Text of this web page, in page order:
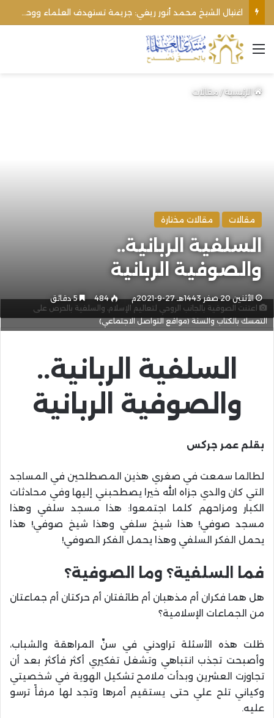
الأوقاف الفلسطينية تنفي صحة تعميم يمنع رفع الأذان عبر السماعات الخارجية للمساجد القريبة من المستوطنات
القائمة
الرئيسية/مقالات
مقالات مقالات مختارة
السلفية الربانية..
والصوفية الربانية
الأثنين 20 صفر 1443هـ 27-9-2021م 484 5 دقائق
اعتنت الصوفية بالجانب الروحي لتعاليم الإسلام، والسلفية بالحرص على
التمسك بالكتاب والسنة (مواقع التواصل الاجتماعي)
السلفية الربانية..
والصوفية الربانية
بقلم عمر جركس
لطالما سمعت في صغري هذين المصطلحين في المساجد
التي كان والدي جزاه الله خيرا يصطحبني إليها وفي محادثات
الكبار ومزاحهم كلما اجتمعوا: هذا مسجد سلفي وهذا
مسجد صوفي! هذا شيخ سلفي وهذا شيخ صوفي! هذا
يحمل الفكر السلفي وهذا يحمل الفكر الصوفي!
فما السلفية؟ وما الصوفية؟
هل هما فكران أم مذهبان أم طائفتان أم حركتان أم جماعتان
من الجماعات الإسلامية؟
ظلت هذه الأسئلة تراودني في سنِّ المراهقة والشباب،
وأصبحت تجذب انتباهي وتشغل تفكيري أكثر فأكثر بعد أن
تجاوزت العشرين وبدأت ملامح تشكيل الهوية في شخصيتي
وكياني تلح علي حتى يستقيم أمرها وتجد لها مرفأً ترسو
عليه.